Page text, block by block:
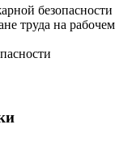
безопасности
труда на рабочем